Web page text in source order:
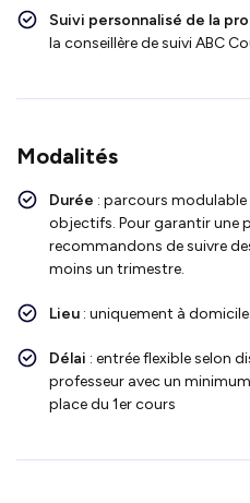
Suivi personnalisé de la
la conseillère de suivi ABC
Modalités
Durée : parcours modulable
objectifs. Pour garantir une
recommandons de suivre
moins un trimestre.
Lieu : uniquement à domicile
Délai : entrée flexible selon
professeur avec un
place du 1er cours